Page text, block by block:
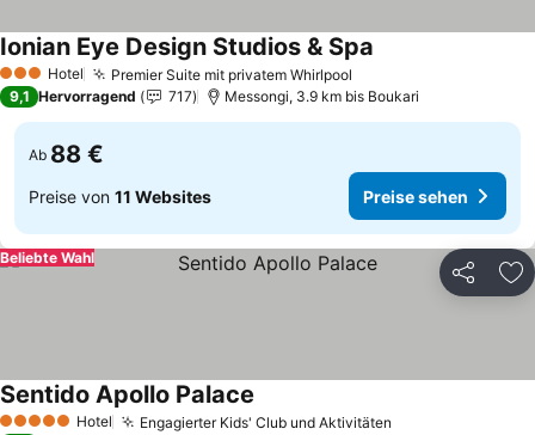
3 SterneHotel Premier Suite mit privatem Whirlpool
Ionian Eye Design Studios & Spa
9,1 Hervorragend 717 Messongi, 3.9 km bis Boukari
Ab 88 €
Preise von 11 Websites Preise sehen
Teilen
Beliebte Wahl
5 Sterne Hotel Engagierter Kids' Club und Aktivitäten
Sentido Apollo Palace